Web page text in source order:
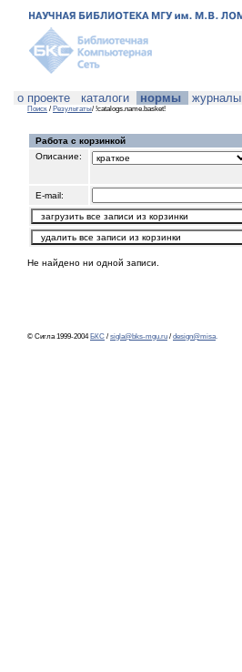
о проекте каталоги нормы журналы
Поиск / Результаты/ !catalogs.name.basket!
Работа с корзинкой
Описание:
E-mail:
Не найдено ни одной записи.
© Сигла 1999-2004 БКС / sigla@bks-mgu.ru / design@misa.